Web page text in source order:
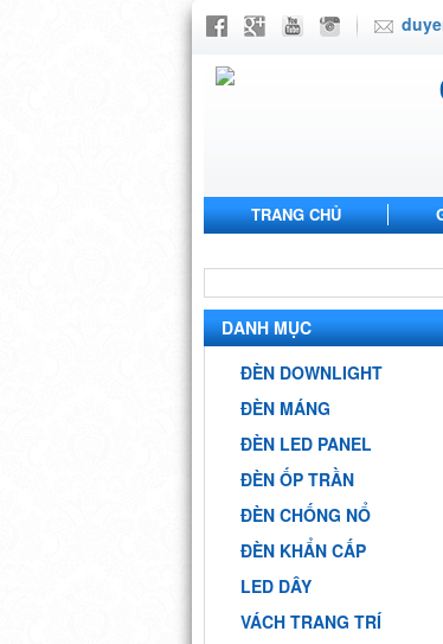
TRANG CHỦ
DANH MỤC
ĐÈN DOWNLIGHT
ĐÈN MÁNG
ĐÈN LED PANEL
ĐÈN ỐP TRẦN
ĐÈN CHỐNG NỔ
ĐÈN KHẨN CẤP
LED DÂY
VÁCH TRANG TRÍ